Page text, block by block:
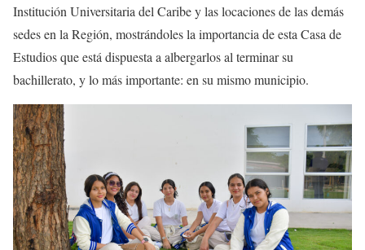
Institución Universitaria del Caribe y las locaciones de las demás
sedes en la Región, mostrándoles la importancia de esta Casa de
Estudios que está dispuesta a albergarlos al terminar su
bachillerato, y lo más importante: en su mismo municipio.